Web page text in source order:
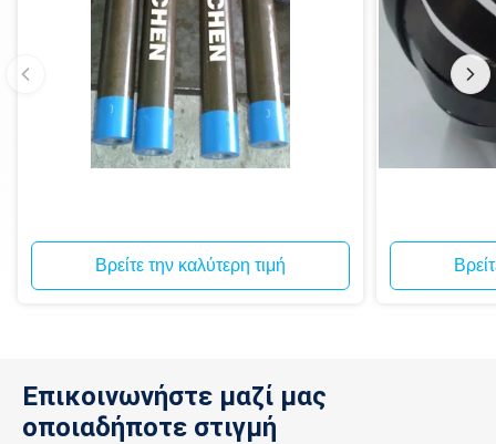
Βρείτε την καλύτερη τιμή
Επικοινωνήστε μαζί μας
οποιαδήποτε στιγμή